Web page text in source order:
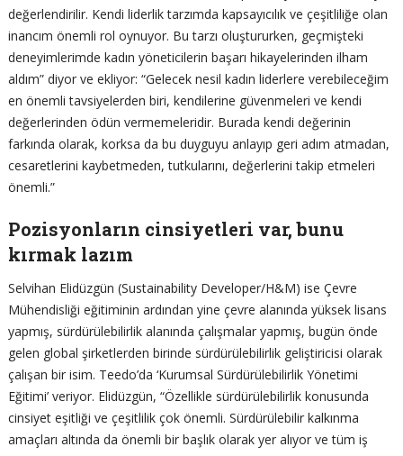
değerlendirilir. Kendi liderlik tarzımda kapsayıcılık ve çeşitliliğe olan
inancım önemli rol oynuyor. Bu tarzı oluştururken, geçmişteki
deneyimlerimde kadın yöneticilerin başarı hikayelerinden ilham
aldım” diyor ve ekliyor: “Gelecek nesil kadın liderlere verebileceğim
en önemli tavsiyelerden biri, kendilerine güvenmeleri ve kendi
değerlerinden ödün vermemeleridir. Burada kendi değerinin
farkında olarak, korksa da bu duyguyu anlayıp geri adım atmadan,
cesaretlerini kaybetmeden, tutkularını, değerlerini takip etmeleri
önemli.”
Pozisyonların cinsiyetleri var, bunu
kırmak lazım
Selvihan Elidüzgün (Sustainability Developer/H&M) ise Çevre
Mühendisliği eğitiminin ardından yine çevre alanında yüksek lisans
yapmış, sürdürülebilirlik alanında çalışmalar yapmış, bugün önde
gelen global şirketlerden birinde sürdürülebilirlik geliştiricisi olarak
çalışan bir isim. Teedo’da ‘Kurumsal Sürdürülebilirlik Yönetimi
Eğitimi’ veriyor. Elidüzgün, “Özellikle sürdürülebilirlik konusunda
cinsiyet eşitliği ve çeşitlilik çok önemli. Sürdürülebilir kalkınma
amaçları altında da önemli bir başlık olarak yer alıyor ve tüm iş